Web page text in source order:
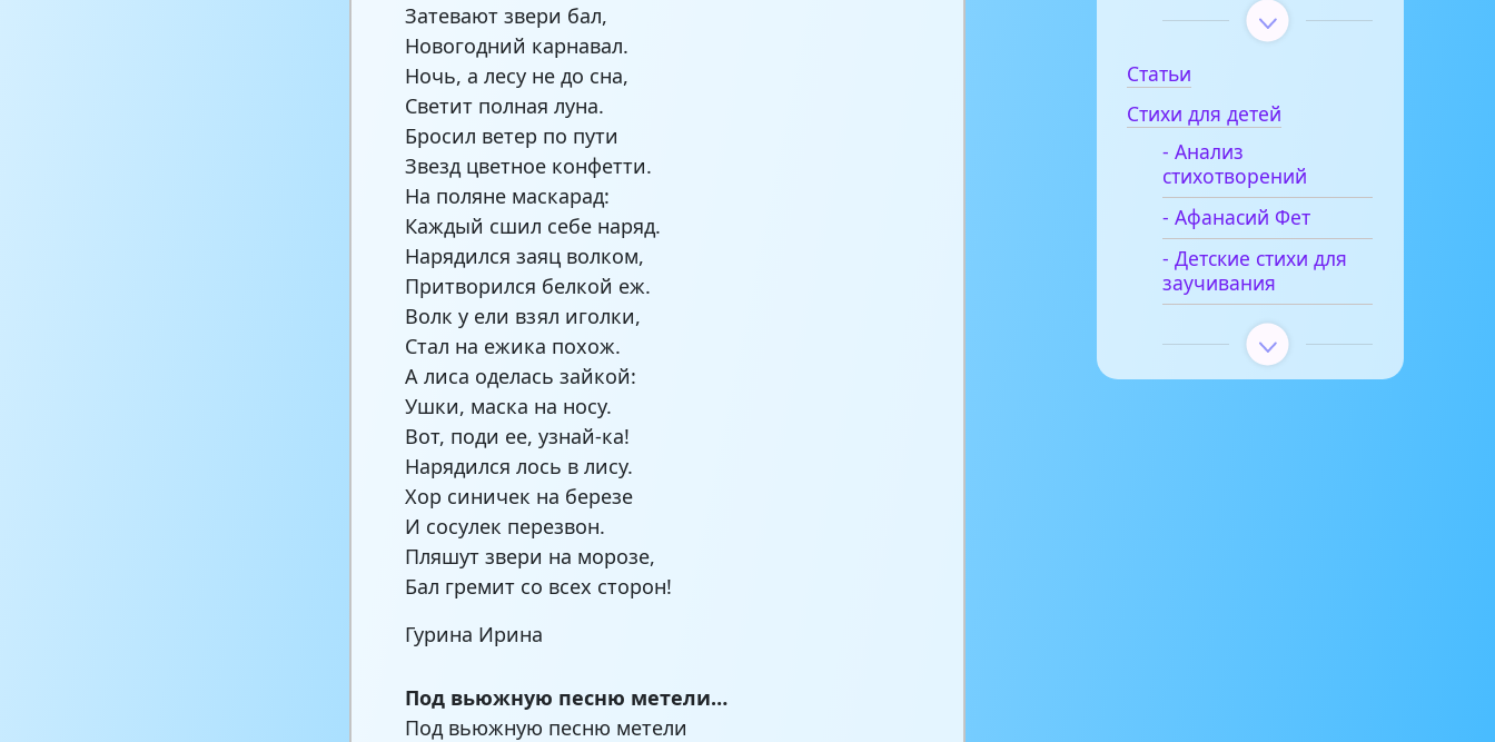
Затевают звери бал,
Новогодний карнавал.
Ночь, а лесу не до сна,
Светит полная луна.
Бросил ветер по пути
Звезд цветное конфетти.
На поляне маскарад:
Каждый сшил себе наряд.
Нарядился заяц волком,
Притворился белкой еж.
Волк у ели взял иголки,
Стал на ежика похож.
А лиса оделась зайкой:
Ушки, маска на носу.
Вот, поди ее, узнай-ка!
Нарядился лось в лису.
Хор синичек на березе
И сосулек перезвон.
Пляшут звери на морозе,
Бал гремит со всех сторон!
Гурина Ирина
Под вьюжную песню метели…
Под вьюжную песню метели
Статьи
Стихи для детей
- Анализ
стихотворений
- Афанасий Фет
- Детские стихи для
заучивания